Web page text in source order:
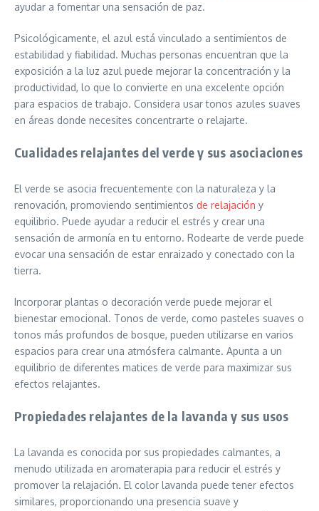
ayudar a fomentar una sensación de paz.
Psicológicamente, el azul está vinculado a sentimientos de
estabilidad y fiabilidad. Muchas personas encuentran que la
exposición a la luz azul puede mejorar la concentración y la
productividad, lo que lo convierte en una excelente opción
para espacios de trabajo. Considera usar tonos azules suaves
en áreas donde necesites concentrarte o relajarte.
Cualidades relajantes del verde y sus asociaciones
El verde se asocia frecuentemente con la naturaleza y la
renovación, promoviendo sentimientos de relajación y
equilibrio. Puede ayudar a reducir el estrés y crear una
sensación de armonía en tu entorno. Rodearte de verde puede
evocar una sensación de estar enraizado y conectado con la
tierra.
Incorporar plantas o decoración verde puede mejorar el
bienestar emocional. Tonos de verde, como pasteles suaves o
tonos más profundos de bosque, pueden utilizarse en varios
espacios para crear una atmósfera calmante. Apunta a un
equilibrio de diferentes matices de verde para maximizar sus
efectos relajantes.
Propiedades relajantes de la lavanda y sus usos
La lavanda es conocida por sus propiedades calmantes, a
menudo utilizada en aromaterapia para reducir el estrés y
promover la relajación. El color lavanda puede tener efectos
similares, proporcionando una presencia suave y